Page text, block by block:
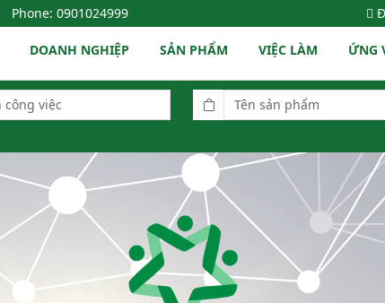
Phone: 0901024999
DOANH NGHIỆP SẢN PHẨM VIỆC LÀM ỨNG